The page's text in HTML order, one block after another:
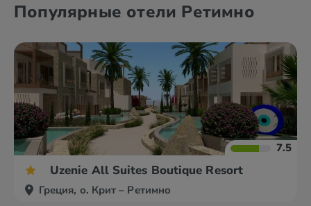
Популярные отели Ретимно
7.5
Uzenie All Suites Boutique Resort
Греция, о. Крит – Ретимно